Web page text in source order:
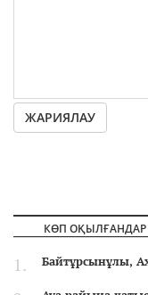
ЖАРИЯЛАУ
КӨП ОҚЫЛҒАНДАР
Байтұрсынұлы,